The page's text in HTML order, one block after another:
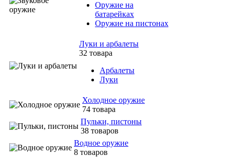
Оружие на
батарейках
Оружие на пистонах
Луки и арбалеты
32 товара
Арбалеты
Луки
Холодное оружие
74 товара
Пульки, пистоны
38 товаров
Водное оружие
8 товаров